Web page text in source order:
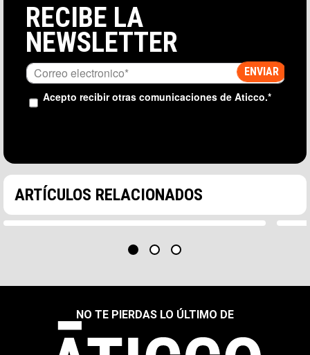
RECIBE LA
NEWSLETTER
Acepto recibir otras comunicaciones de Aticco.*
ARTÍCULOS RELACIONADOS
La semana pasada tuvimos el privilegio de acoger
una nueva edición de CoworkingSpain Conference
La
NO TE PIERDAS LO ÚLTIMO DE